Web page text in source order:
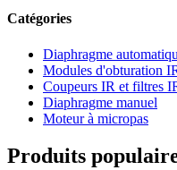
Catégories
Diaphragme
Modules d'obturation
Coupeurs IR et filtres
Diaphragme manuel
Moteur à micropas
Produits